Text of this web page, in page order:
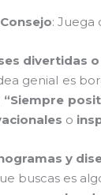
Consejo: Juega
divertidas
genial es
“Siempre
o
y
buscas es